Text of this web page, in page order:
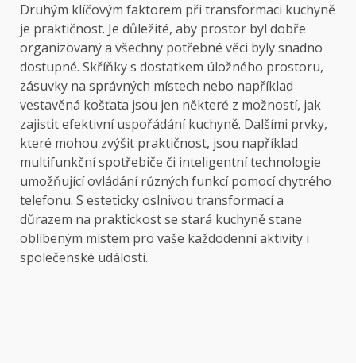
Druhým klíčovým faktorem při transformaci kuchyně
je praktičnost. Je důležité, aby prostor byl dobře
organizovaný a všechny potřebné věci byly snadno
dostupné. Skříňky s dostatkem úložného prostoru,
zásuvky na správných místech nebo například
vestavěná košťata jsou jen některé z možností, jak
zajistit efektivní uspořádání kuchyně. Dalšími prvky,
které mohou zvýšit praktičnost, jsou například
multifunkční spotřebiče či inteligentní technologie
umožňující ovládání různých funkcí pomocí chytrého
telefonu. S esteticky oslnivou transformací a
důrazem na praktickost se stará kuchyně stane
oblíbeným místem pro vaše každodenní aktivity i
společenské události.